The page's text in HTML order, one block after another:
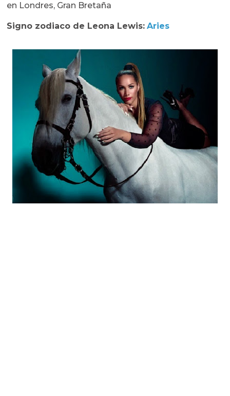
en Londres, Gran Bretaña
Signo zodiaco de Leona Lewis: Aries